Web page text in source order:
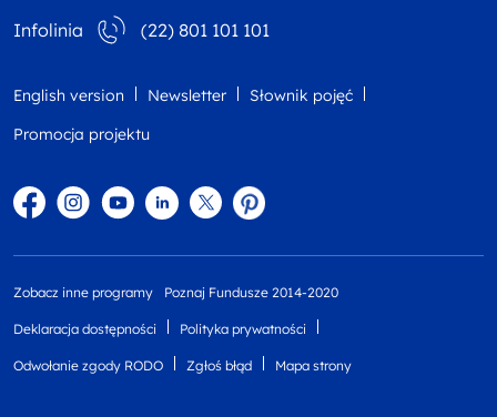
Infolinia (22) 801 101 101
English version Newsletter
Słownik pojęć
Promocja projektu
FacebookInstagram
YouTubeLinkedintwitterPinterest
Zobacz inne programy Poznaj Fundusze 2014-2020
Deklaracja dostępności Polityka prywatności
Odwołanie zgody RODO Zgłoś błąd Mapa strony